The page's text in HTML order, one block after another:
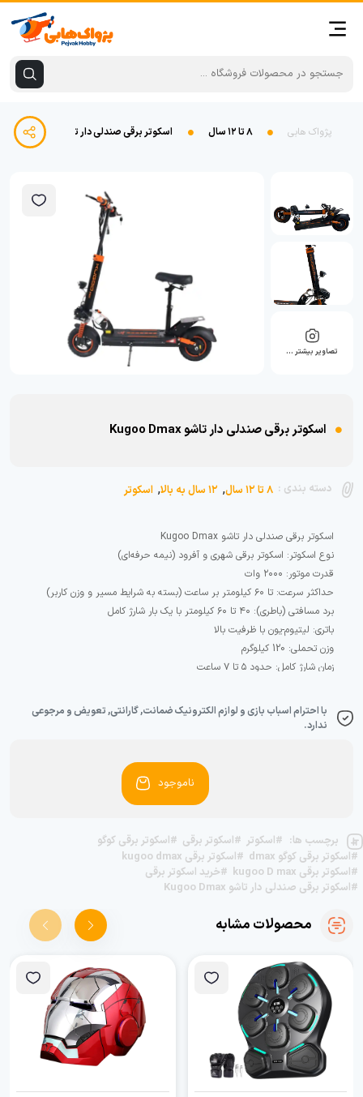
پژواک هابی ۸ تا ۱۲ سال اسکوتر برقی صندلی دار تاشو Kugoo Dmax
تصاویر بیشتر …
اسکوتر برقی صندلی دار تاشو Kugoo Dmax
دسته بندی : ۸ تا ۱۲ سال , ۱۲ سال به بالا , اسکوتر
با احترام اسباب بازی و لوازم الکترونیک ضمانت, گارانتی, تعویض و مرجوعی
ندارد.
ناموجود
برچسب ها: #اسکوتر #اسکوتر برقی #اسکوتر برقی کوگو
#اسکوتر برقی کوگو dmax
#اسکوتر برقی kugoo dmax
#اسکوتر برقی kugoo D max
#خرید اسکوتر برقی
#اسکوتر برقی صندلی دار تاشو Kugoo Dmax
محصولات مشابه